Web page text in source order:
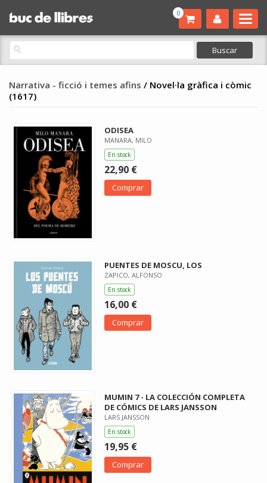
0
Narrativa - ficció i temes afins / Novel·la gràfica i còmic
(1617)
ODISEA
MANARA, MILO
En stock
22,90 €
Comprar
PUENTES DE MOSCU, LOS
ZAPICO, ALFONSO
En stock
16,00 €
Comprar
MUMIN 7 - LA COLECCIÓN COMPLETA
DE CÓMICS DE LARS JANSSON
LARS JANSSON
En stock
19,95 €
Comprar